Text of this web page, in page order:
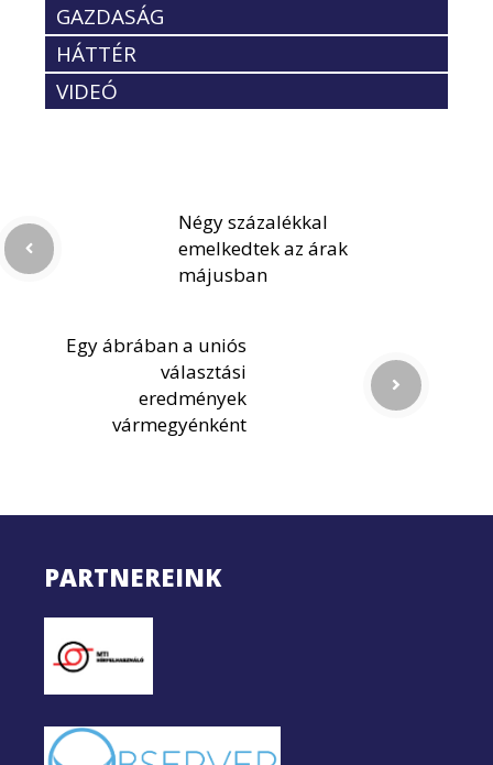
GAZDASÁG
HÁTTÉR
VIDEÓ
Négy százalékkal
emelkedtek az árak
májusban
Egy ábrában a uniós
választási
eredmények
vármegyénként
PARTNEREINK